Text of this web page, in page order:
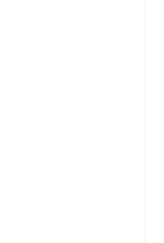
filter
filter
filter